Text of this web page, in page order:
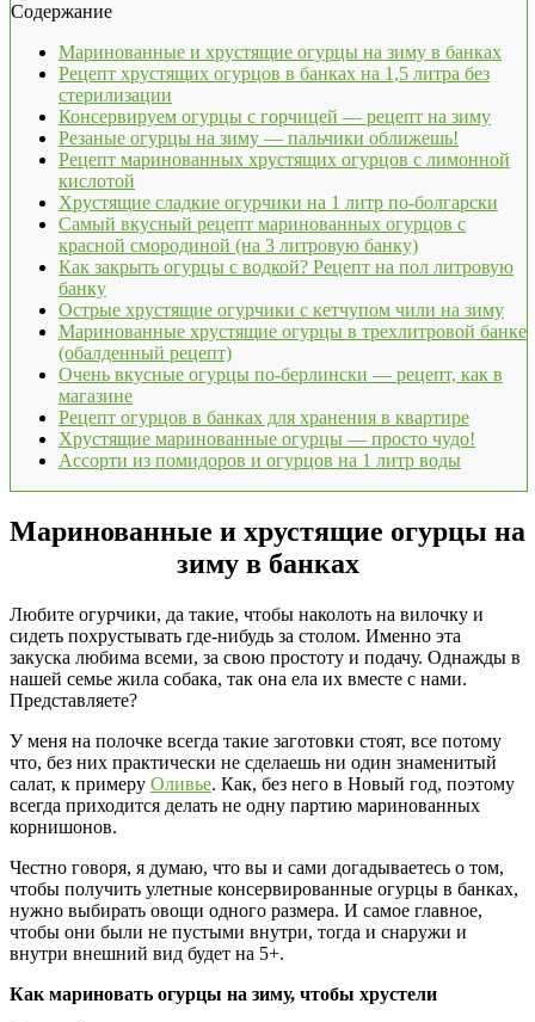
Содержание
Маринованные и хрустящие огурцы на зиму в банках
Рецепт хрустящих огурцов в банках на 1,5 литра без
стерилизации
Консервируем огурцы с горчицей — рецепт на зиму
Резаные огурцы на зиму — пальчики оближешь!
Рецепт маринованных хрустящих огурцов с лимонной
кислотой
Хрустящие сладкие огурчики на 1 литр по-болгарски
Самый вкусный рецепт маринованных огурцов с
красной смородиной (на 3 литровую банку)
Как закрыть огурцы с водкой? Рецепт на пол литровую
банку
Острые хрустящие огурчики с кетчупом чили на зиму
Маринованные хрустящие огурцы в трехлитровой банке
(обалденный рецепт)
Очень вкусные огурцы по-берлински — рецепт, как в
магазине
Рецепт огурцов в банках для хранения в квартире
Хрустящие маринованные огурцы — просто чудо!
Ассорти из помидоров и огурцов на 1 литр воды
Маринованные и хрустящие огурцы на
зиму в банках
Любите огурчики, да такие, чтобы наколоть на вилочку и
сидеть похрустывать где-нибудь за столом. Именно эта
закуска любима всеми, за свою простоту и подачу. Однажды в
нашей семье жила собака, так она ела их вместе с нами.
Представляете?
У меня на полочке всегда такие заготовки стоят, все потому
что, без них практически не сделаешь ни один знаменитый
салат, к примеру Оливье. Как, без него в Новый год, поэтому
всегда приходится делать не одну партию маринованных
корнишонов.
Честно говоря, я думаю, что вы и сами догадываетесь о том,
чтобы получить улетные консервированные огурцы в банках,
нужно выбирать овощи одного размера. И самое главное,
чтобы они были не пустыми внутри, тогда и снаружи и
внутри внешний вид будет на 5+.
Как мариновать огурцы на зиму, чтобы хрустели